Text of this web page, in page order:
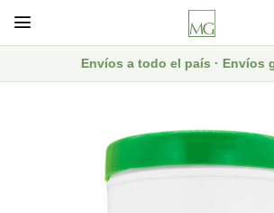

Envíos a todo el país · Envíos